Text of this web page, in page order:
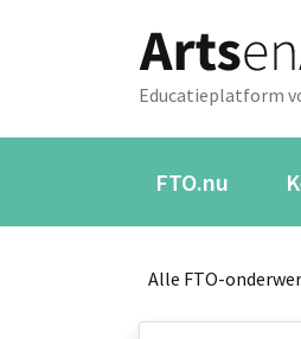
Educatieplatform
FTO.nu
Alle FTO-